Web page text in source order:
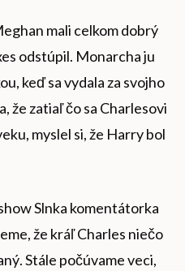
mali celkom dobrý
odstúpil. Monarcha ju
keď sa vydala za svojho
že zatiaľ čo sa Charlesovi
myslel si, že Harry bol
Slnka komentátorka
že kráľ Charles niečo
Stále počúvame veci,